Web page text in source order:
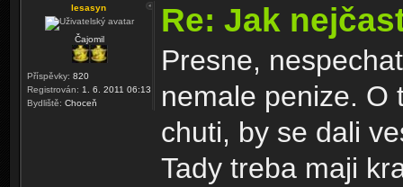
lesasyn
Čajomil
Příspěvky: 820
Registrován: 1. 6. 2011 06:13
Bydliště: Choceň
Re: Jak
Presne,
nemale penize. O
chuti, by se dali
Tady treba maji